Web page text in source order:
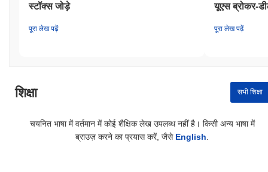
स्टॉक्स जोड़े
पूरा लेख पढ़ें
यूएस ब्रोकर-
पूरा लेख पढ़ें
शिक्षा सभी शिक्षा
चयनित भाषा में वर्तमान में कोई शैक्षिक लेख उपलब्ध नहीं है। किसी अन्य भाषा में
ब्राउज़ करने का प्रयास करें, जैसे English